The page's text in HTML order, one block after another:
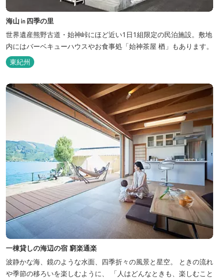
海山㏌四季の里
世界遺産熊野古道・始神峠にほど近い1日1組限定の民泊施設。敷地
内にはバーベキューハウスやお食事処「始神茶屋 楢」もあります。
東紀州
一棟貸しの海辺の宿 窮楽通楽
波静かな海、鏡のような水面、四季折々の風景と星空。 ときの流れ
や季節の移ろいを楽しむように、 「人はどんなときも、楽しむこと